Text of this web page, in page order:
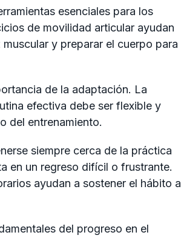
esenciales para los
de movilidad articular ayudan
y preparar el cuerpo para
de la adaptación. La
efectiva debe ser flexible y
del entrenamiento.
siempre cerca de la práctica
en un regreso difícil o frustrante.
ayudan a sostener el hábito a
del progreso en el